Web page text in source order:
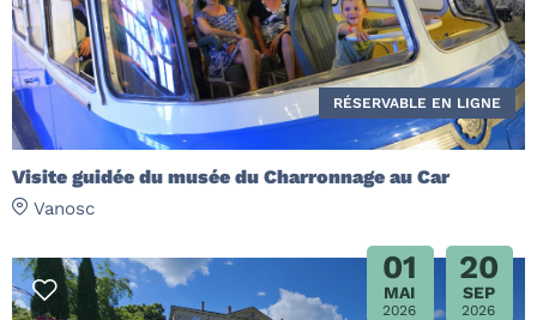
Visite guidée du musée du Charronnage au Car
Vanosc
RÉSERVABLE EN LIGNE
01
MAI
2026
20
SEP
2026